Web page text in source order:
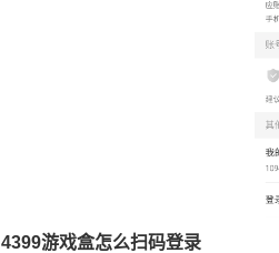
4399游戏盒怎么扫码登录